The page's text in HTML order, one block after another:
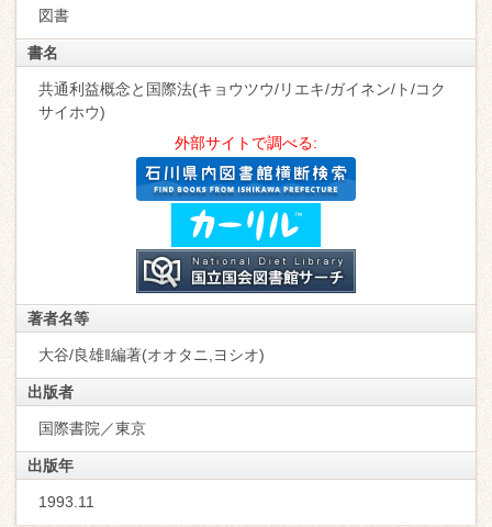
図書
書名
共通利益概念と国際法(キョウツウ/リエキ/ガイネン/ト/コク
サイホウ)
外部サイトで調べる:
著者名等
大谷/良雄‖編著(オオタニ,ヨシオ)
出版者
国際書院／東京
出版年
1993.11